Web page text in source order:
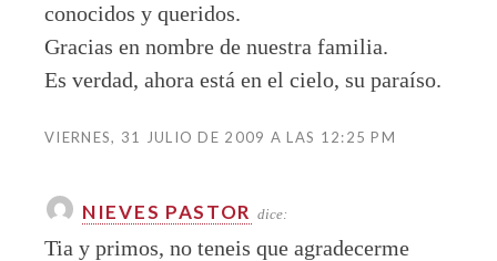
conocidos y queridos.
Gracias en nombre de nuestra familia.
Es verdad, ahora está en el cielo, su paraíso.
VIERNES, 31 JULIO DE 2009 A LAS 12:25 PM
NIEVES PASTOR dice:
Tia y primos, no teneis que agradecerme